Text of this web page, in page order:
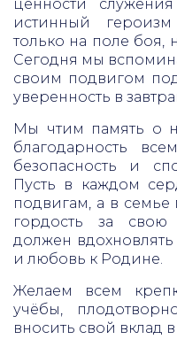
ценности
истинный
только на поле боя,
Сегодня мы
своим подвигом
уверенность в
Мы чтим память о
благодарность
безопасность и
Пусть в каждом
подвигам, а в семье
гордость за
должен
и любовь к Родине.
Желаем всем
учёбы,
вносить свой вклад